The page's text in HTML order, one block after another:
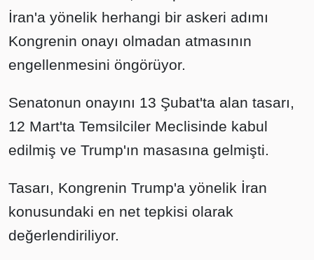
İran'a yönelik herhangi bir askeri adımı
Kongrenin onayı olmadan atmasının
engellenmesini öngörüyor.
Senatonun onayını 13 Şubat'ta alan tasarı,
12 Mart'ta Temsilciler Meclisinde kabul
edilmiş ve Trump'ın masasına gelmişti.
Tasarı, Kongrenin Trump'a yönelik İran
konusundaki en net tepkisi olarak
değerlendiriliyor.